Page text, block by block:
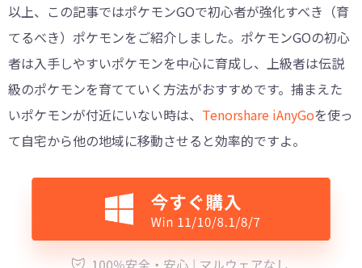
以上、この記事ではポケモンGOで初心者が強化すべき（育
てるべき）ポケモンをご紹介しました。ポケモンGOの初心
者は入手しやすいポケモンを中心に育成し、上級者は伝説
級のポケモンを育てていく方法がおすすめです。捕まえた
いポケモンが付近にいない時は、 Tenorshare iAnyGoを使っ
て自宅から他の地域に移動させると効率的ですよ。